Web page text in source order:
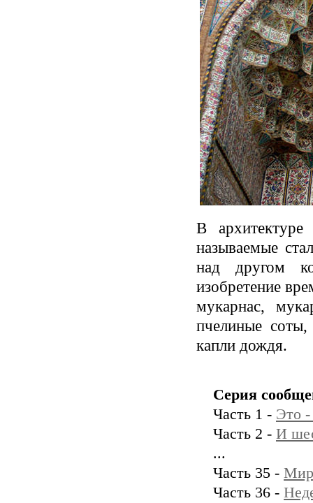
В архитектуре
называемые
над другом
изобретение
мукарнас,
пчелиные
капли дождя.
Серия
Часть 1 - Это -
Часть 2 - И
...
Часть 35 -
Часть 36 -